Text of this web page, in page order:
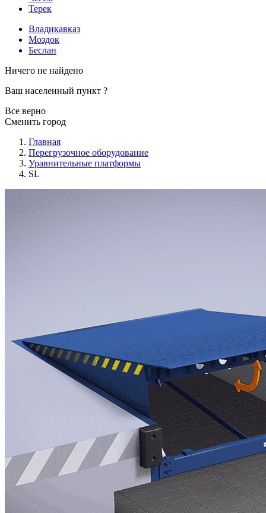
Терек
Владикавказ
Моздок
Беслан
Ничего не найдено
Ваш населенный пункт ?
Все верно
Сменить город
Главная
Перегрузочное оборудование
Уравнительные платформы
SL